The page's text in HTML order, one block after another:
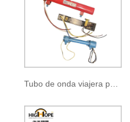
Tubo de onda viajera pulsada B-272